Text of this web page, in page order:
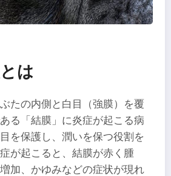
は
たの内側と白目（強膜）を覆
る「結膜」に炎症が起こる病
を保護し、潤いを保つ役割を
が起こると、結膜が赤く腫
加、かゆみなどの症状が現れ